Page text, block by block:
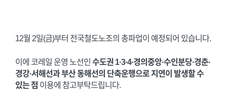
12월 2일(금)부터 전국철도노조의 총파업이 예정되어 있습니다.
이에 코레일 운영 노선인 수도권 1·3·4·경의중앙·수인분당·경춘·
경강·서해선과 부산동해선의 단축운행으로 지연이 발생할 수
있는 점 이용에 참고부탁드립니다.